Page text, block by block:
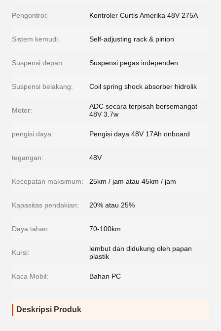
Pengontrol: Kontroler Curtis Amerika 48V 275A
Sistem kemudi: Self-adjusting rack & pinion
Suspensi depan: Suspensi pegas independen
Suspensi belakang: Coil spring shock absorber hidrolik
Motor:
ADC secara terpisah bersemangat
48V 3.7w
pengisi daya: Pengisi daya 48V 17Ah onboard
tegangan: 48V
Kecepatan maksimum: 25km / jam atau 45km / jam
Kapasitas pendakian: 20% atau 25%
Daya tahan: 70-100km
Kursi:
lembut dan didukung oleh papan
plastik
Kaca Mobil: Bahan PC
Deskripsi Produk